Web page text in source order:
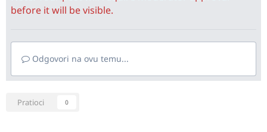
before it will be visible.
Odgovori na ovu temu...
Pratioci 0